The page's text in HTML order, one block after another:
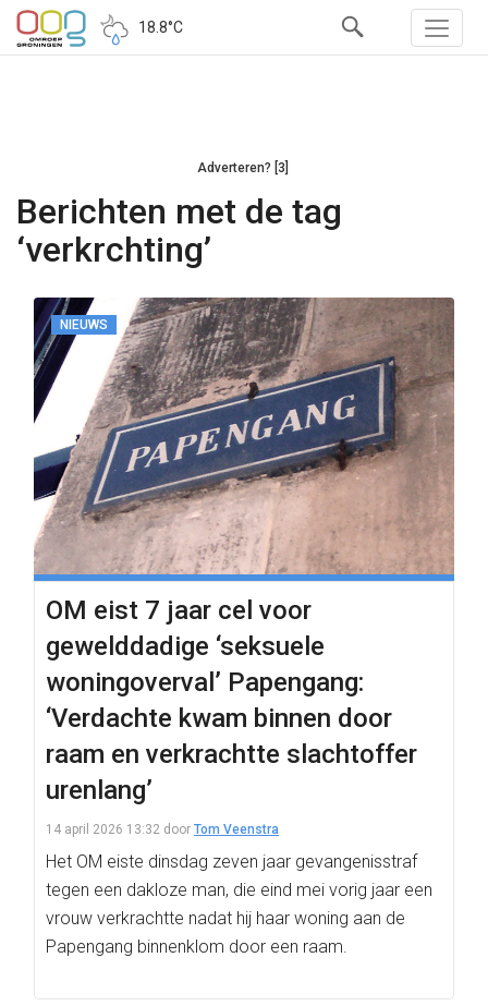
18.8°C
Adverteren? [3]
Berichten met de tag
‘verkrchting’
NIEUWS
OM eist 7 jaar cel voor
gewelddadige ‘seksuele
woningoverval’ Papengang:
‘Verdachte kwam binnen door
raam en verkrachtte slachtoffer
urenlang’
14 april 2026 13:32 door Tom Veenstra
Het OM eiste dinsdag zeven jaar gevangenisstraf
tegen een dakloze man, die eind mei vorig jaar een
vrouw verkrachtte nadat hij haar woning aan de
Papengang binnenklom door een raam.